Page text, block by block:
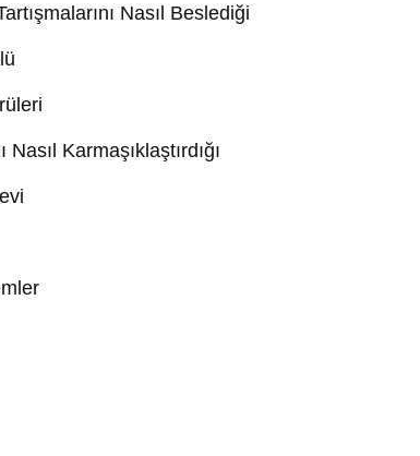
Nasıl Beslediği
Karmaşıklaştırdığı